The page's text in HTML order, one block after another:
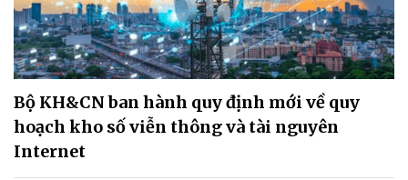
Bộ KH&CN ban hành quy định mới về quy
hoạch kho số viễn thông và tài nguyên
Internet